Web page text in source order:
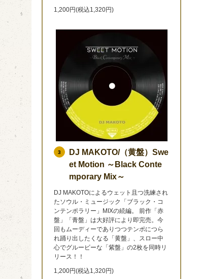
1,200円(税込1,320円)
3
DJ MAKOTO/（黄盤）Swe
et Motion ～Black Conte
mporary Mix～
DJ MAKOTOによるウェット且つ洗練され
たソウル・ミュージック「ブラック・コ
ンテンポラリー」MIXの続編。 前作「赤
盤」「青盤」は大好評により即完売。今
回もムーディーでありつつテンポにつら
れ踊り出したくなる「黄盤」、スロー中
心でグルービーな「紫盤」の2枚を同時リ
リース！！
1,200円(税込1,320円)